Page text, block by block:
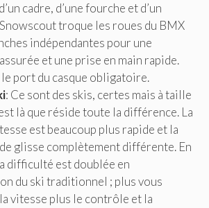
cadre, d’une fourche et d’un
troque les roues du BMX
indépendantes pour une
et une prise en main rapide.
port du casque obligatoire.
: Ce sont des skis, certes mais à taille
là que réside toute la différence. La
est beaucoup plus rapide et la
glisse complètement différente. En
difficulté est doublée en
du ski traditionnel ; plus vous
vitesse plus le contrôle et la